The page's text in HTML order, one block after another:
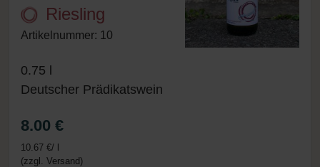
Riesling
Artikelnummer: 10
0.75 l
Deutscher Prädikatswein
8.00 €
10.67 €/ l
(zzgl. Versand)